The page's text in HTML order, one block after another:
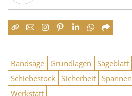
Bandsäge Grundlagen Sägeblatt
Schiebestock Sicherheit Spannen
Werkstatt